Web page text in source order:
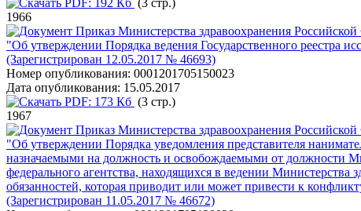
PDF: 192 Кб (3 стр.)
1966
Приказ Министерства здравоохранения
"Об утверждении Порядка ведения Государственного реестра
(Зарегистрирован 12.05.2017 № 46693)
Номер опубликования: 0001201705150023
Дата опубликования: 15.05.2017
PDF: 173 Кб (3 стр.)
1967
Приказ Министерства здравоохранения
"Об утверждении Порядка уведомления представителя
назначаемыми на должность и освобождаемыми от должности
федерального агентства, находящихся в ведении
обязанностей, которая приводит или может привести к
(Зарегистрирован 11.05.2017 № 46672)